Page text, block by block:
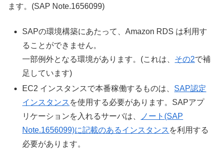
ます。(SAP Note.1656099)
SAPの環境構築にあたって、Amazon RDS は利用す
ることができません。
一部例外となる環境があります。(これは、 その2で補
足しています)
EC2 インスタンスで本番稼働するものは、 SAP認定
インスタンス を使用する必要があります。SAPアプ
リケーションを入れるサーバは、
ノート(SAP
Note.1656099)に記載のあるインスタンス を利用する
必要があります。